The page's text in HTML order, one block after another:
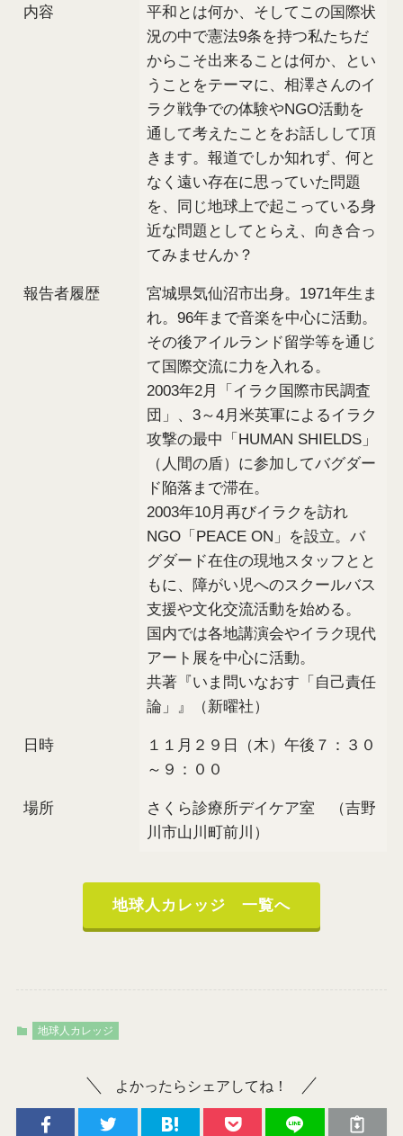
内容
平和とは何か、そしてこの国際状
況の中で憲法9条を持つ私たちだ
からこそ出来ることは何か、とい
うことをテーマに、相澤さんのイ
ラク戦争での体験やNGO活動を
通して考えたことをお話しして頂
きます。報道でしか知れず、何と
なく遠い存在に思っていた問題
を、同じ地球上で起こっている身
近な問題としてとらえ、向き合っ
てみませんか？
報告者履歴
宮城県気仙沼市出身。1971年生ま
れ。96年まで音楽を中心に活動。
その後アイルランド留学等を通じ
て国際交流に力を入れる。
2003年2月「イラク国際市民調査
団」、3～4月米英軍によるイラク
攻撃の最中「HUMAN SHIELDS」
（人間の盾）に参加してバグダー
ド陥落まで滞在。
2003年10月再びイラクを訪れ
NGO「PEACE ON」を設立。バ
グダード在住の現地スタッフとと
もに、障がい児へのスクールバス
支援や文化交流活動を始める。
国内では各地講演会やイラク現代
アート展を中心に活動。
共著『いま問いなおす「自己責任
論」』（新曜社）
日時
１１月２９日（木）午後７：３０
～９：００
場所
さくら診療所デイケア室 （吉野
川市山川町前川）
地球人カレッジ 一覧へ
地球人カレッジ
よかったらシェアしてね！